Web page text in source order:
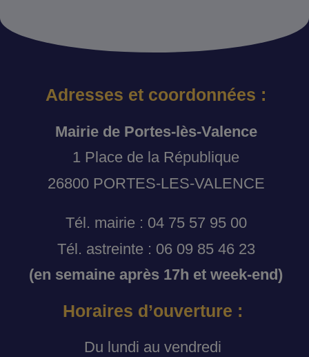
Adresses et coordonnées :
Mairie de Portes-lès-Valence
1 Place de la République
26800 PORTES-LES-VALENCE
Tél. mairie : 04 75 57 95 00
Tél. astreinte : 06 09 85 46 23
(en semaine après 17h et week-end)
Horaires d’ouverture :
Du lundi au vendredi